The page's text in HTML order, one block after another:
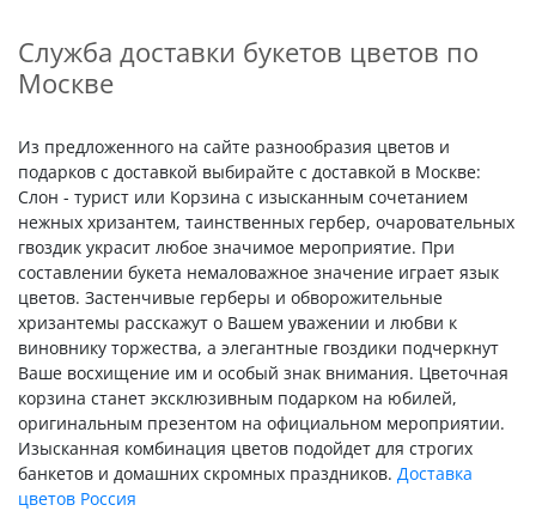
Служба доставки букетов цветов по
Москве
Из предложенного на сайте разнообразия цветов и
подарков с доставкой выбирайте с доставкой в Москве:
Слон - турист или Корзина с изысканным сочетанием
нежных хризантем, таинственных гербер, очаровательных
гвоздик украсит любое значимое мероприятие. При
составлении букета немаловажное значение играет язык
цветов. Застенчивые герберы и обворожительные
хризантемы расскажут о Вашем уважении и любви к
виновнику торжества, а элегантные гвоздики подчеркнут
Ваше восхищение им и особый знак внимания. Цветочная
корзина станет эксклюзивным подарком на юбилей,
оригинальным презентом на официальном мероприятии.
Изысканная комбинация цветов подойдет для строгих
банкетов и домашних скромных праздников. Доставка
цветов Россия